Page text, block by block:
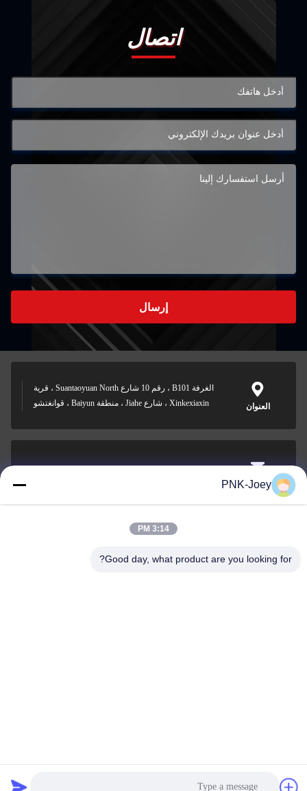
اتصال
إرسال
العنوان
الغرفة B101 ، رقم 10 شارع Suantaoyuan North ، قرية
Xinkexiaxin ، شارع Jiahe ، منطقة Baiyun ، قوانغتشو
البريد
xianzhihao@gzxingchao.info
008613580404923
PNK-Joey
3:14 PM
Good day, what product are you looking for?